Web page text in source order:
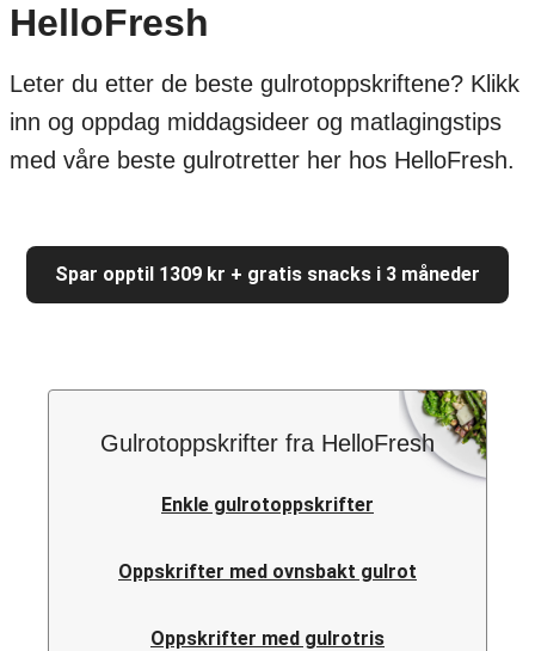
HelloFresh
Leter du etter de beste gulrotoppskriftene? Klikk
inn og oppdag middagsideer og matlagingstips
med våre beste gulrotretter her hos HelloFresh.
Spar opptil 1309 kr + gratis snacks i 3 måneder
Gulrotoppskrifter fra HelloFresh
Enkle gulrotoppskrifter
Oppskrifter med ovnsbakt gulrot
Oppskrifter med gulrotris